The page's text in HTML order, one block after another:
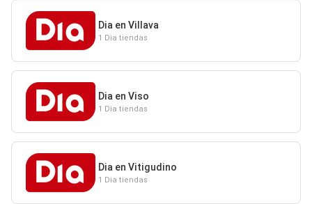
Dia en Villava
1 Dia tiendas
Dia en Viso
1 Dia tiendas
Dia en Vitigudino
1 Dia tiendas